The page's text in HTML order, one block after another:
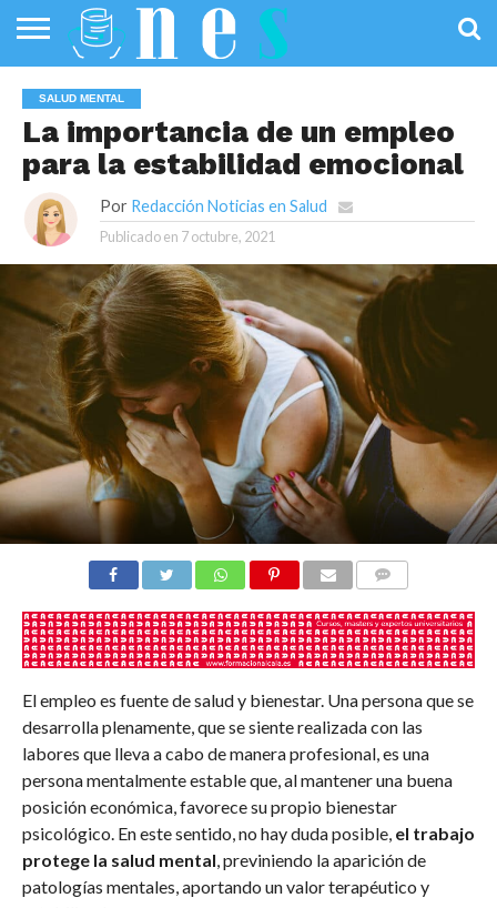
PÚBLICA
SANIDAD
INVESTIGACIÓN
ENTREVISTAS
PROFESIONALES
DE LA SALUD
INFOGRAFÍAS
DE SALUD
OPINIÓN
SALUD MENTAL
La importancia de un empleo
para la estabilidad emocional
Por Redacción Noticias en Salud
Publicado en 7 octubre, 2021
El empleo es fuente de salud y bienestar. Una persona que se
desarrolla plenamente, que se siente realizada con las
labores que lleva a cabo de manera profesional, es una
persona mentalmente estable que, al mantener una buena
posición económica, favorece su propio bienestar
psicológico. En este sentido, no hay duda posible, el trabajo
protege la salud mental , previniendo la aparición de
patologías mentales, aportando un valor terapéutico y